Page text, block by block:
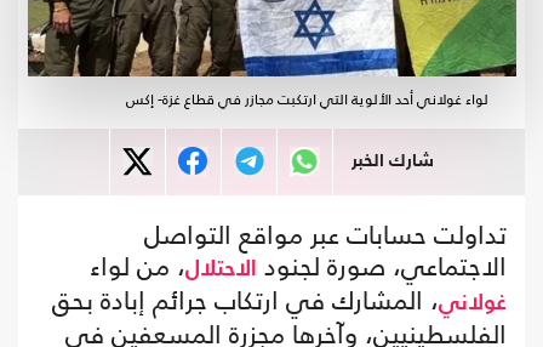
لواء غولاني أحد الألوية التي ارتكبت مجازر في قطاع غزة- إكس
شارك الخبر
تداولت حسابات عبر مواقع التواصل
الاجتماعي، صورة لجنود الاحتلال، من لواء
غولاني، المشارك في ارتكاب جرائم إبادة بحق
الفلسطينيين، وآخرها مجزرة المسعفين في